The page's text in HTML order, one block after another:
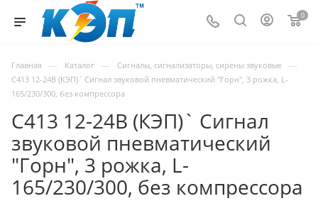
0
Главная — Каталог — Сигналы, сигнализаторы, сирены звуковые —
С413 12-24В (КЭП)` Сигнал звуковой пневматический "Горн", 3 рожка, L-
165/230/300, без компрессора
С413 12-24В (КЭП)` Сигнал
звуковой пневматический
"Горн", 3 рожка, L-
165/230/300, без компрессора